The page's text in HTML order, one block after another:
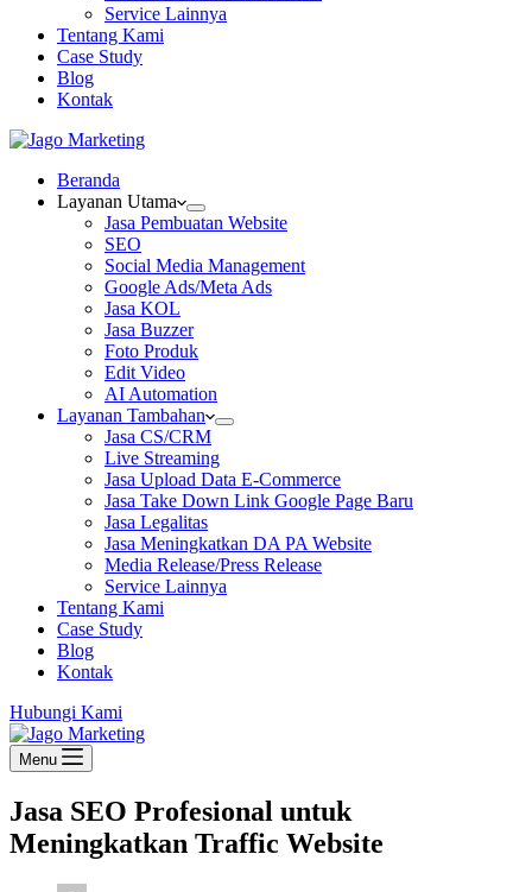
Service Lainnya
Tentang Kami
Case Study
Blog
Kontak
Beranda
Layanan Utama
Jasa Pembuatan Website
SEO
Social Media Management
Google Ads/Meta Ads
Jasa KOL
Jasa Buzzer
Foto Produk
Edit Video
AI Automation
Layanan Tambahan
Jasa CS/CRM
Live Streaming
Jasa Upload Data E-Commerce
Jasa Take Down Link Google Page Baru
Jasa Legalitas
Jasa Meningkatkan DA PA Website
Media Release/Press Release
Service Lainnya
Tentang Kami
Case Study
Blog
Kontak
Hubungi Kami
Menu
Jasa SEO Profesional untuk
Meningkatkan Traffic Website